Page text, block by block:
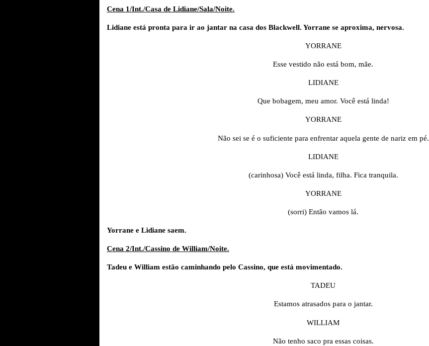
Cena 1/Int./Casa de Lidiane/Sala/Noite.
Lidiane está pronta para ir ao jantar na casa dos Blackwell. Yorrane se aproxima, nervosa.
YORRANE
Esse vestido não está bom, mãe.
LIDIANE
Que bobagem, meu amor. Você está linda!
YORRANE
Não sei se é o suficiente para enfrentar aquela gente de nariz em pé.
LIDIANE
(carinhosa) Você está linda, filha. Fica tranquila.
YORRANE
(sorri) Então vamos lá.
Yorrane e Lidiane saem.
Cena 2/Int./Cassino de William/Noite.
Tadeu e William estão caminhando pelo Cassino, que está movimentado.
TADEU
Estamos atrasados para o jantar.
WILLIAM
Não tenho saco pra essas coisas.